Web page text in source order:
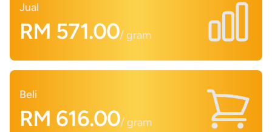
Jual
RM 571.00/ gram
Beli
RM 616.00/ gram